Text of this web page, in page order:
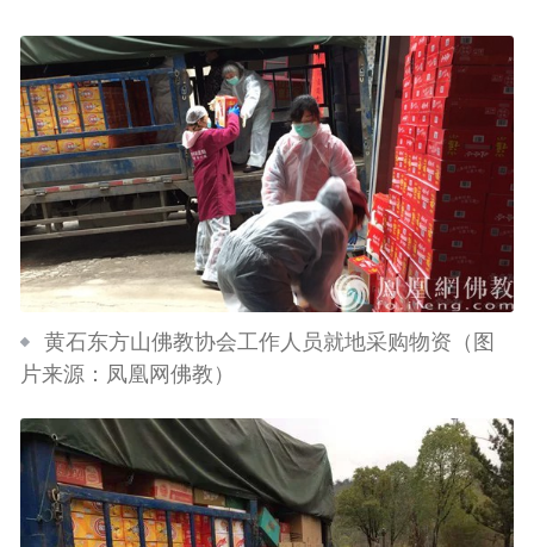
黄石东方山佛教协会工作人员就地采购物资（图
片来源：凤凰网佛教）